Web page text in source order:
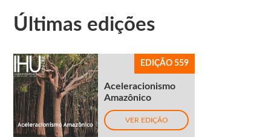
Últimas edições
EDIÇÃO 559
Aceleracionismo
Amazônico
VER EDIÇÃO